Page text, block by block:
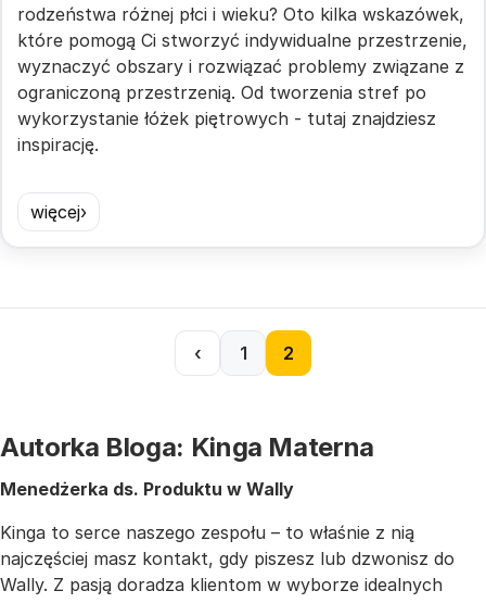
rodzeństwa różnej płci i wieku? Oto kilka wskazówek,
które pomogą Ci stworzyć indywidualne przestrzenie,
wyznaczyć obszary i rozwiązać problemy związane z
ograniczoną przestrzenią. Od tworzenia stref po
wykorzystanie łóżek piętrowych - tutaj znajdziesz
inspirację.
więcej
‹ 1 2
Autorka Bloga: Kinga Materna
Menedżerka ds. Produktu w Wally
Kinga to serce naszego zespołu – to właśnie z nią
najczęściej masz kontakt, gdy piszesz lub dzwonisz do
Wally. Z pasją doradza klientom w wyborze idealnych